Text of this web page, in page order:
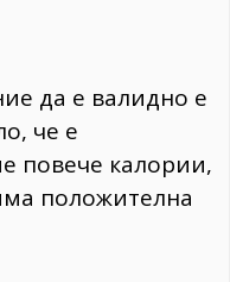
да е валидно е
че е
повече калории,
положителна